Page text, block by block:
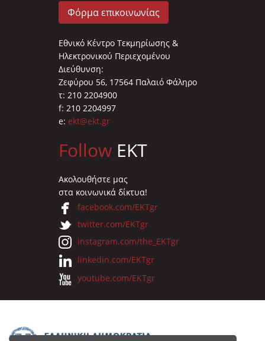
Φόρμα επικοινωνίας
Εθνικό Κέντρο Τεκμηρίωσης &
Ηλεκτρονικού Περιεχομένου
Διεύθυνση:
Ζεφύρου 56, 17564 Παλαιό Φάληρο
τ: 210 2204900
f: 210 2204997
e: ekt@ekt.gr
Follow EKT
Ακολουθήστε μας
στα κοινωνικά δίκτυα!
facebook.com/EKTgr
twitter.com/EKTgr
instagram.com/the_EKTgr
linkedin.com/EKTgr
youtube.com/EKTgr